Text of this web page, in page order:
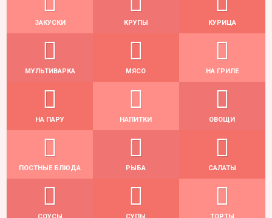
ЗАКУСКИ КРУПЫ КУРИЦА
МУЛЬТИВАРКА МЯСО НА ГРИЛЕ
НА ПАРУ НАПИТКИ ОВОЩИ
ПОСТНЫЕ БЛЮДА РЫБА САЛАТЫ